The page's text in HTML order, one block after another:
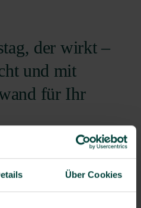
Über Cookies
der wirkt –
und mit
für Ihr
ein Format gestalten, das
unverbindlich beraten